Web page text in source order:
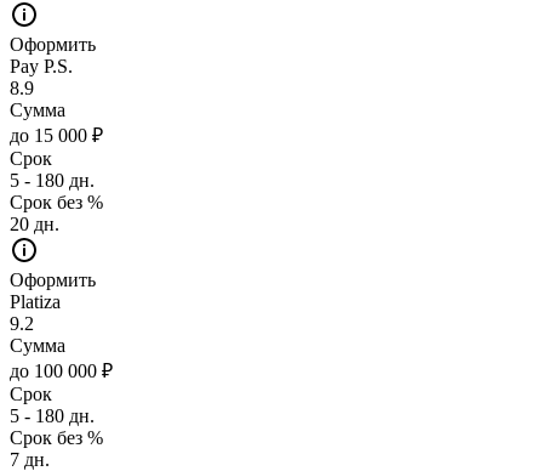
Оформить
Pay P.S.
8.9
Сумма
до 15 000 ₽
Срок
5 - 180 дн.
Срок без %
20 дн.
Оформить
Platiza
9.2
Сумма
до 100 000 ₽
Срок
5 - 180 дн.
Срок без %
7 дн.